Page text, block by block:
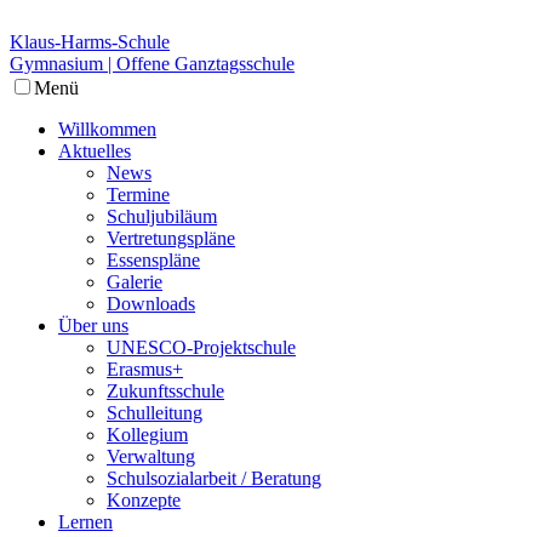
Klaus-Harms-Schule
Gymnasium | Offene Ganztagsschule
Menü
Willkommen
Aktuelles
News
Termine
Schuljubiläum
Vertretungspläne
Essenspläne
Galerie
Downloads
Über uns
UNESCO-Projektschule
Erasmus+
Zukunftsschule
Schulleitung
Kollegium
Verwaltung
Schulsozialarbeit / Beratung
Konzepte
Lernen